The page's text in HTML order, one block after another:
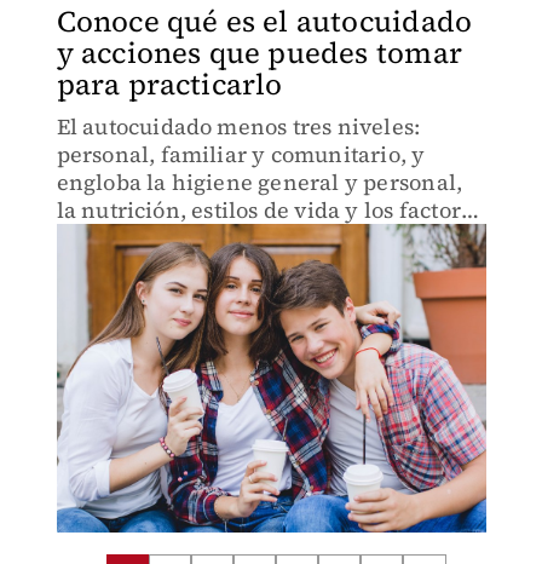
Conoce qué es el autocuidado
y acciones que puedes tomar
para practicarlo
El autocuidado menos tres niveles:
personal, familiar y comunitario, y
engloba la higiene general y personal,
la nutrición, estilos de vida y los factores
ambientales y socioeconómicos.